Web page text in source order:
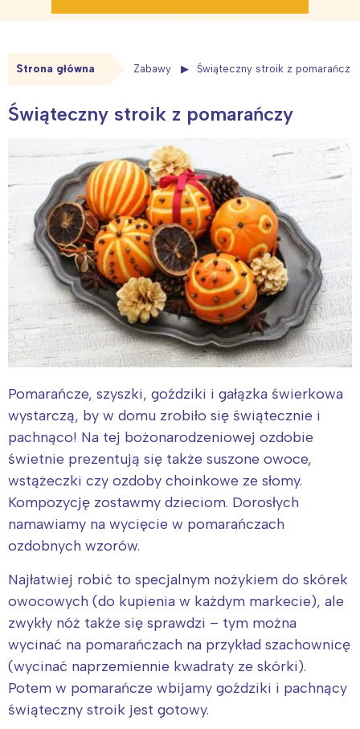
Strona główna Zabawy Świąteczny stroik z pomarańczy
Świąteczny stroik z pomarańczy
Pomarańcze, szyszki, goździki i gałązka świerkowa
wystarczą, by w domu zrobiło się świątecznie i
pachnąco! Na tej bożonarodzeniowej ozdobie
świetnie prezentują się także suszone owoce,
wstążeczki czy ozdoby choinkowe ze słomy.
Kompozycję zostawmy dzieciom. Dorosłych
namawiamy na wycięcie w pomarańczach
ozdobnych wzorów.
Najłatwiej robić to specjalnym nożykiem do skórek
owocowych (do kupienia w każdym markecie), ale
zwykły nóż także się sprawdzi – tym można
wycinać na pomarańczach na przykład szachownicę
(wycinać naprzemiennie kwadraty ze skórki).
Potem w pomarańcze wbijamy goździki i pachnący
świąteczny stroik jest gotowy.